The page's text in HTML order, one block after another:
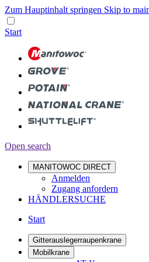
Zum Hauptinhalt springen Skip to
Start
Open search
MANITOWOC DIRECT
Anmelden
Zugang anfordern
HÄNDLERSUCHE
Start
Gitterauslegerraupenkrane
Mobilkrane